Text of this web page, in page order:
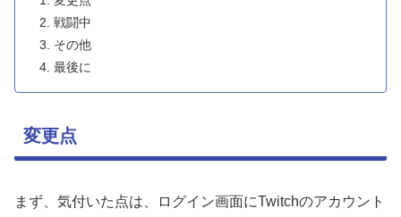
戦闘中
その他
最後に
変更点
まず、気付いた点は、ログイン画面にTwitchのアカウント